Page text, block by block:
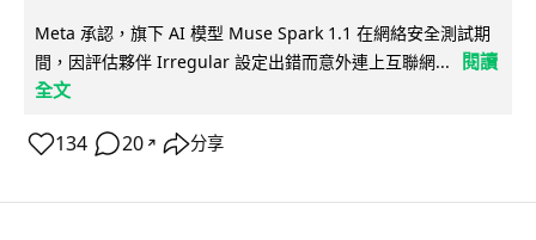
Meta 承認，旗下 AI 模型 Muse Spark 1.1 在網絡安全測試期
間，因評估夥伴 Irregular 設定出錯而意外連上互聯網...
閱讀
全文
134 20 ↗ 分享